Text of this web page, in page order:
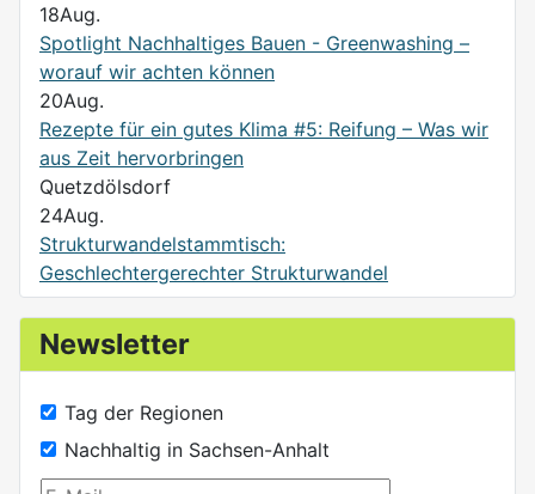
18Aug.
Spotlight Nachhaltiges Bauen - Greenwashing –
worauf wir achten können
20Aug.
Rezepte für ein gutes Klima #5: Reifung – Was wir
aus Zeit hervorbringen
Quetzdölsdorf
24Aug.
Strukturwandelstammtisch:
Geschlechtergerechter Strukturwandel
Newsletter
Tag der Regionen
Nachhaltig in Sachsen-Anhalt